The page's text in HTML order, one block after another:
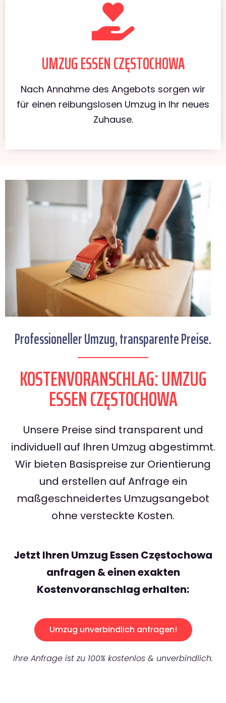
UMZUG ESSEN CZĘSTOCHOWA
Nach Annahme des Angebots sorgen wir
für einen reibungslosen Umzug in Ihr neues
Zuhause.
Professioneller Umzug, transparente Preise.
KOSTENVORANSCHLAG: UMZUG
ESSEN CZĘSTOCHOWA
Unsere Preise sind transparent und
individuell auf Ihren Umzug abgestimmt.
Wir bieten Basispreise zur Orientierung
und erstellen auf Anfrage ein
maßgeschneidertes Umzugsangebot
ohne versteckte Kosten.
Jetzt Ihren Umzug Essen Częstochowa
anfragen & einen exakten
Kostenvoranschlag erhalten:
Umzug unverbindlich anfragen!
Ihre Anfrage ist zu 100% kostenlos & unverbindlich.